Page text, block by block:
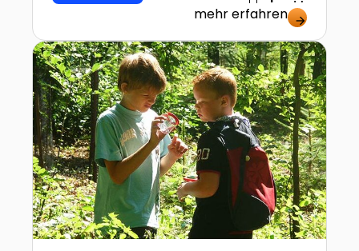
mehr erfahren arrow_forward
Zur Detailseite von Schulausflug zum